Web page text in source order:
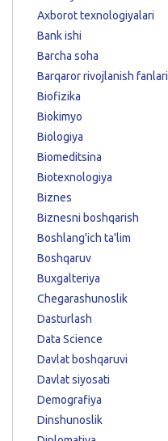
Axborot texnologiyalari
Bank ishi
Barcha soha
Barqaror rivojlanish fanlari
Biofizika
Biokimyo
Biologiya
Biomeditsina
Biotexnologiya
Biznes
Biznesni boshqarish
Boshlang'ich ta'lim
Boshqaruv
Buxgalteriya
Chegarashunoslik
Dasturlash
Data Science
Davlat boshqaruvi
Davlat siyosati
Demografiya
Dinshunoslik